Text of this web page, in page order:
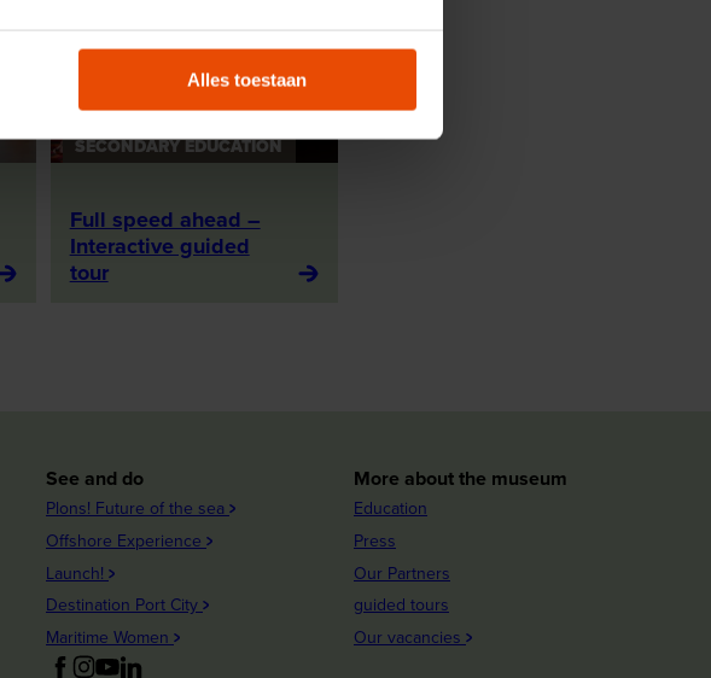
Alles toestaan
SECONDARY EDUCATION
Full speed ahead –
Interactive guided
tour
See and do
Plons! Future of the sea
Offshore Experience
Launch!
Destination Port City
Maritime Women
More about the museum
Education
Press
Our Partners
guided tours
Our vacancies